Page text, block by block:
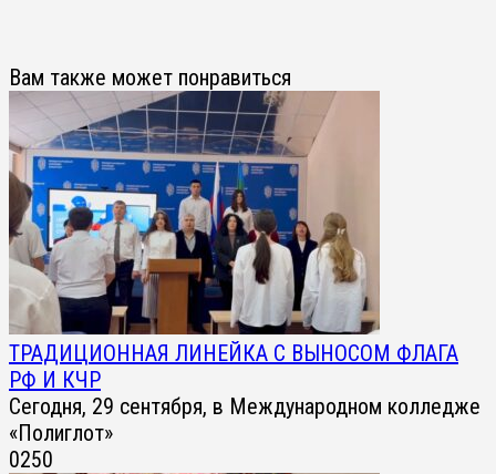
Вам также может понравиться
ТРАДИЦИОННАЯ ЛИНЕЙКА С ВЫНОСОМ ФЛАГА
РФ И КЧР
Сегодня, 29 сентября, в Международном колледже
«Полиглот»
0250